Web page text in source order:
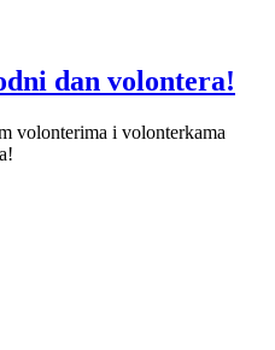
dan volontera!
volonterima i volonterkama